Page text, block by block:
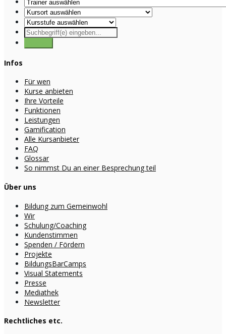
Infos
Für wen
Kurse anbieten
Ihre Vorteile
Funktionen
Leistungen
Gamification
Alle Kursanbieter
FAQ
Glossar
So nimmst Du an einer Besprechung teil
Über uns
Bildung zum Gemeinwohl
Wir
Schulung/Coaching
Kundenstimmen
Spenden / Fördern
Projekte
BildungsBarCamps
Visual Statements
Presse
Mediathek
Newsletter
Rechtliches etc.